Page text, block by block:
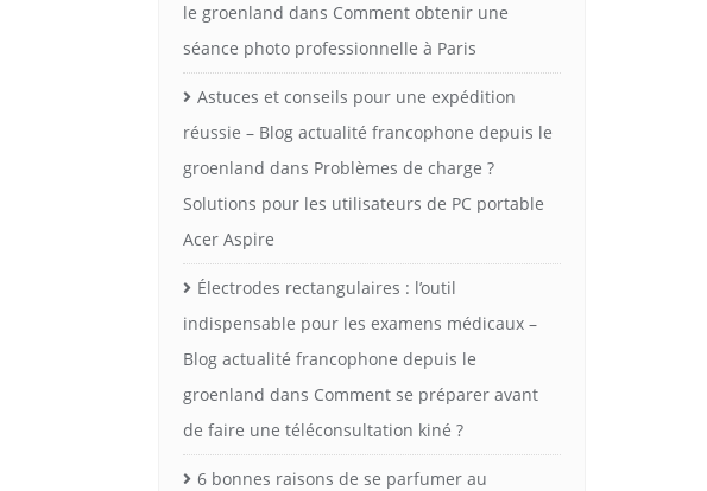
le groenland dans Comment obtenir une
séance photo professionnelle à Paris
Astuces et conseils pour une expédition
réussie – Blog actualité francophone depuis le
groenland dans Problèmes de charge ?
Solutions pour les utilisateurs de PC portable
Acer Aspire
Électrodes rectangulaires : l’outil
indispensable pour les examens médicaux –
Blog actualité francophone depuis le
groenland dans Comment se préparer avant
de faire une téléconsultation kiné ?
6 bonnes raisons de se parfumer au